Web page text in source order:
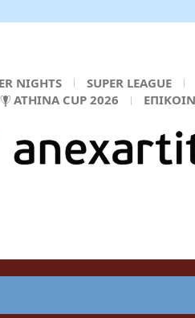
NIGHTS
SUPER LEAGUE
ATHINA CUP 2026